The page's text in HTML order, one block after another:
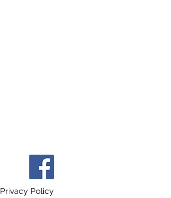
Privacy Policy